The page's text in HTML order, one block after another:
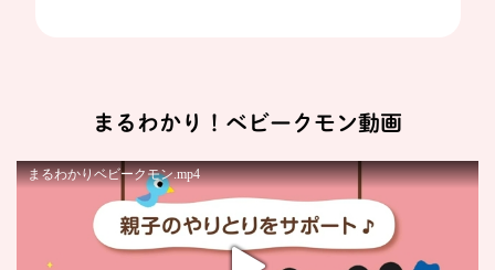
まるわかり！ベビークモン動画